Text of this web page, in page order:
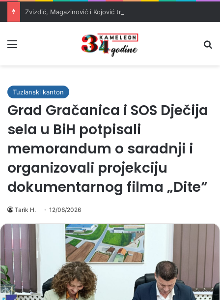
Tuzlanski kanton
Grad Gračanica i SOS Dječija
sela u BiH potpisali
memorandum o saradnji i
organizovali projekciju
dokumentarnog filma „Dite“
Tarik H. 12/06/2026